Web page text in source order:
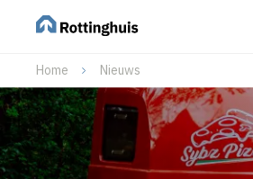
Home Nieuws